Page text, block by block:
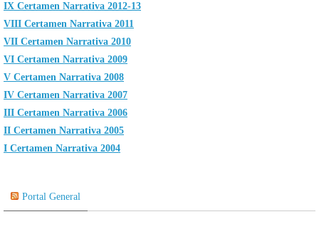
IX Certamen Narrativa 2012-13
VIII Certamen Narrativa 2011
VII Certamen Narrativa 2010
VI Certamen Narrativa 2009
V Certamen Narrativa 2008
IV Certamen Narrativa 2007
III Certamen Narrativa 2006
II Certamen Narrativa 2005
I Certamen Narrativa 2004
Portal General